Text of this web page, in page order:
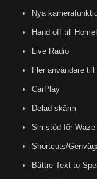
Nya
Hand off till
Live Radio
Fler användare
CarPlay
Delad skärm
Siri-stöd för Waze
Shortcuts/
Bättre Text-to-